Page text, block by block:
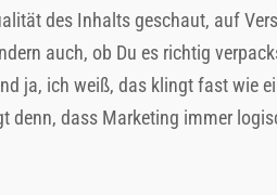
des Inhalts geschaut, auf
auch, ob Du es richtig
ja, ich weiß, das klingt fast wie
denn, dass Marketing immer